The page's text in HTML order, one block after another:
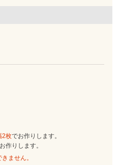
2枚でお作りします。
作りします。
ません。